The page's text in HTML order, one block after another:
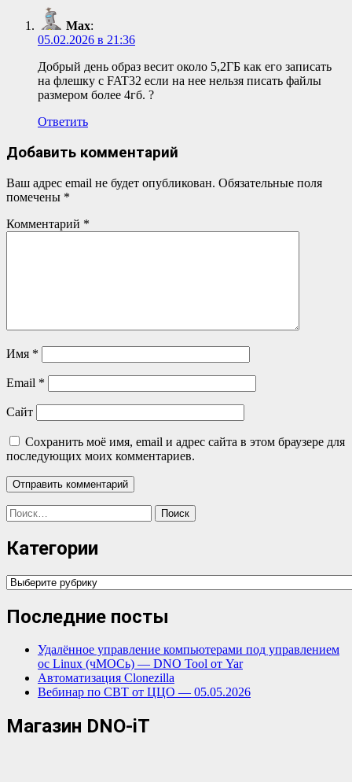
Мах:
05.02.2026 в 21:36
Добрый день образ весит около 5,2ГБ как его записать
на флешку с FAT32 если на нее нельзя писать файлы
размером более 4гб. ?
Ответить
Добавить комментарий
Ваш адрес email не будет опубликован. Обязательные поля
помечены *
Комментарий *
Имя *
Email *
Сайт
Сохранить моё имя, email и адрес сайта в этом браузере для
последующих моих комментариев.
Найти:
Категории
Категории
Последние посты
Удалённое управление компьютерами под управлением
ос Linux (чМОСь) — DNO Tool от Yar
Автоматизация Clonezilla
Вебинар по СВТ от ЦЦО — 05.05.2026
Магазин DNO-iT